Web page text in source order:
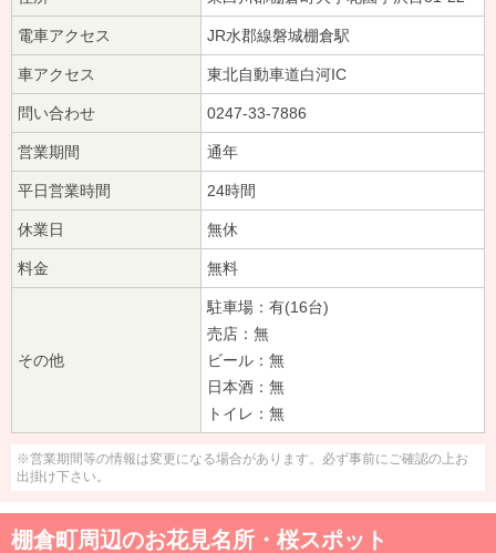
電車アクセス JR水郡線磐城棚倉駅
車アクセス 東北自動車道白河IC
問い合わせ 0247-33-7886
営業期間 通年
平日営業時間 24時間
休業日 無休
料金 無料
その他
駐車場：有(16台)
売店：無
ビール：無
日本酒：無
トイレ：無
※営業期間等の情報は変更になる場合があります。必ず事前にご確認の上お
出掛け下さい。
棚倉町周辺のお花見名所・桜スポット